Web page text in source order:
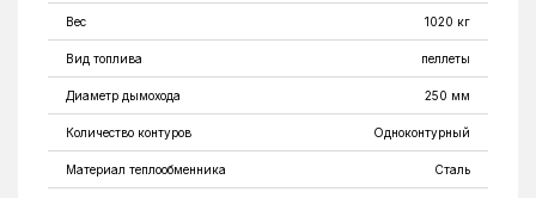
Вес 1020 кг
Вид топлива пеллеты
Диаметр дымохода 250 мм
Количество контуров Одноконтурный
Материал теплообменника Сталь